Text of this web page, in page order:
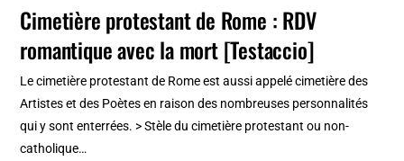
Lisbonne
:
Cimetière protestant de Rome : RDV
romantique avec la mort [Testaccio]
Le cimetière protestant de Rome est aussi appelé cimetière des
Artistes et des Poètes en raison des nombreuses personnalités
qui y sont enterrées. > Stèle du cimetière protestant ou non-
catholique…